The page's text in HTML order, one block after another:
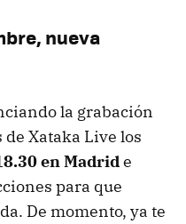
nueva
la grabación
Xataka Live los
en Madride
para que
De momento, ya te